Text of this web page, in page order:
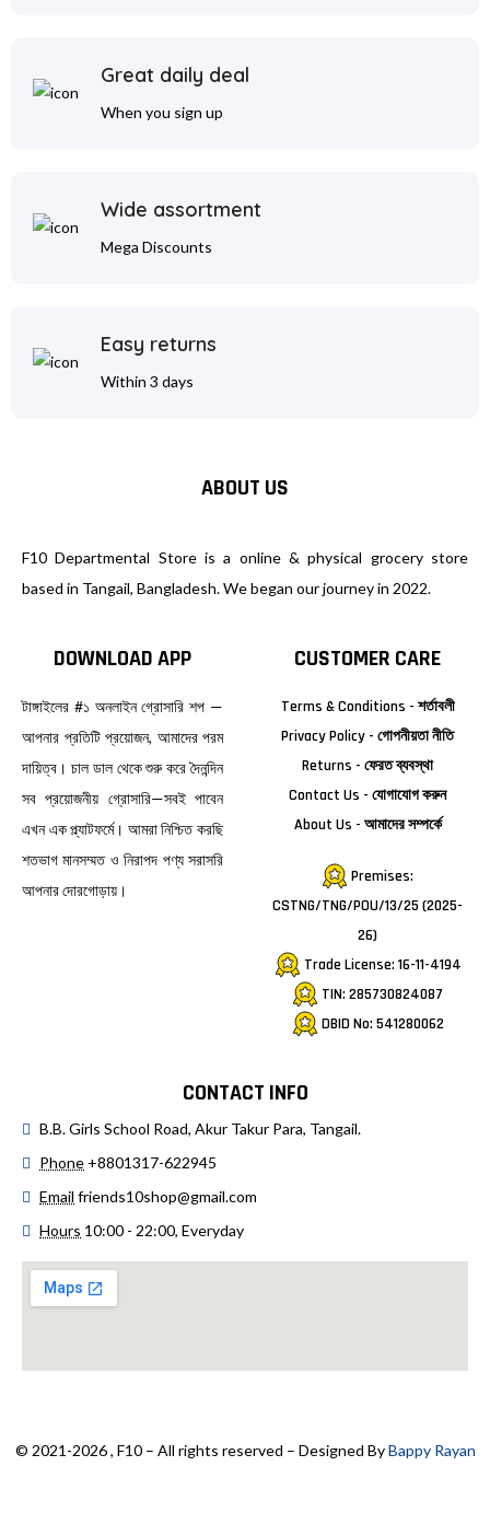
Great daily deal
When you sign up
Wide assortment
Mega Discounts
Easy returns
Within 3 days
ABOUT US
F10 Departmental Store is a online & physical grocery store
based in Tangail, Bangladesh. We began our journey in 2022.
DOWNLOAD APP
টাঙ্গাইলের #১ অনলাইন গ্রোসারি শপ —
আপনার প্রতিটি প্রয়োজন, আমাদের পরম
দায়িত্ব। চাল ডাল থেকে শুরু করে দৈনন্দিন
সব প্রয়োজনীয় গ্রোসারি—সবই পাবেন
এখন এক প্ল্যাটফর্মে। আমরা নিশ্চিত করছি
শতভাগ মানসম্মত ও নিরাপদ পণ্য সরাসরি
আপনার দোরগোড়ায়।
CUSTOMER CARE
Terms & Conditions - শর্তাবলী
Privacy Policy - গোপনীয়তা নীতি
Returns - ফেরত ব্যবস্থা
Contact Us - যোগাযোগ করুন
About Us - আমাদের সম্পর্কে
Premises:
CSTNG/TNG/POU/13/25 (2025-
26)
Trade License: 16-11-4194
TIN: 285730824087
DBID No: 541280062
CONTACT INFO
B.B. Girls School Road, Akur Takur Para, Tangail.
Phone +8801317-622945
Email friends10shop@gmail.com
Hours 10:00 - 22:00, Everyday
© 2021-2026 , F10 – All rights reserved – Designed ByBappy Rayan